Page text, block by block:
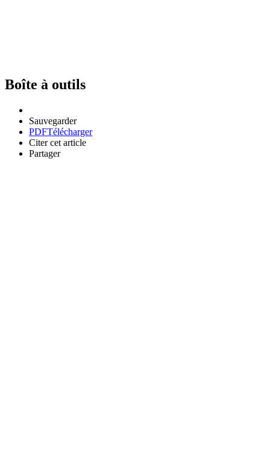
Boîte à outils
Sauvegarder
PDFTélécharger
Citer cet article
Partager